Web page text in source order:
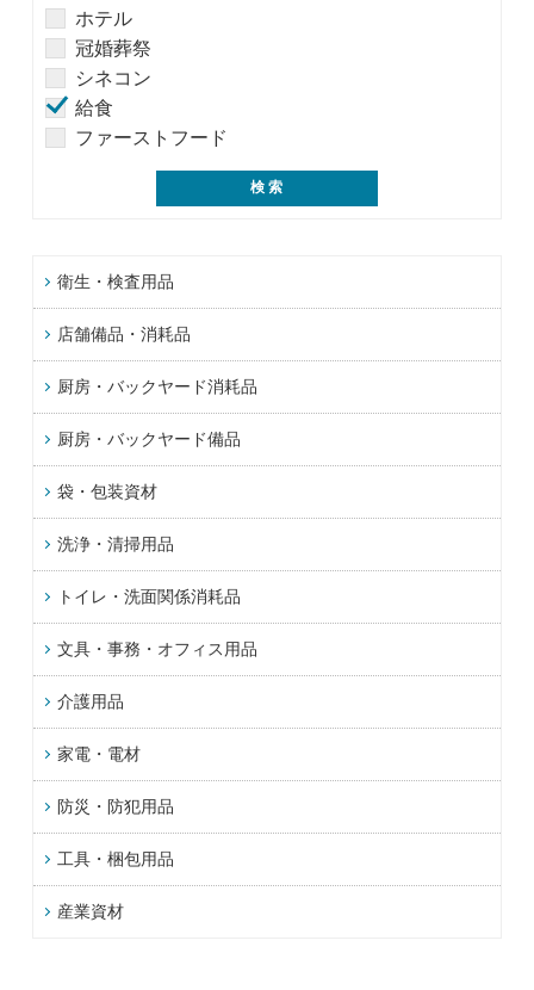
ホテル
冠婚葬祭
シネコン
給食
ファーストフード
衛生・検査用品
店舗備品・消耗品
厨房・バックヤード消耗品
厨房・バックヤード備品
袋・包装資材
洗浄・清掃用品
トイレ・洗面関係消耗品
文具・事務・オフィス用品
介護用品
家電・電材
防災・防犯用品
工具・梱包用品
産業資材